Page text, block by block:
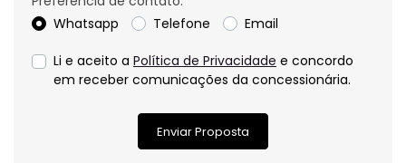
Whatsapp
Telefone Email
Li e aceito a Política de Privacidade e concordo
em receber comunicações da concessionária.
Enviar Proposta